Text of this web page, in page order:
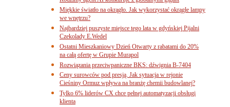
Miękkie światło na okrągło. Jak wykorzystać okrągłe lampy
we wnętrzu?
Najbardziej puszyste miejsce tego lata w gdyńskiej Pijalni
Czekolady E.Wedel
Ostatni Mieszkaniowy Dzień Otwarty z rabatami do 20%
na całą ofertę w Grupie Murapol
Rozwiązania przeciwpaniczne BKS: dźwignia B-7404
Ceny surowców pod presją. Jak sytuacja w rejonie
Cieśniny Ormuz wpływa na branżę chemii budowlanej?
Tylko 6% liderów CX chce pełnej automatyzacji obsługi
klienta